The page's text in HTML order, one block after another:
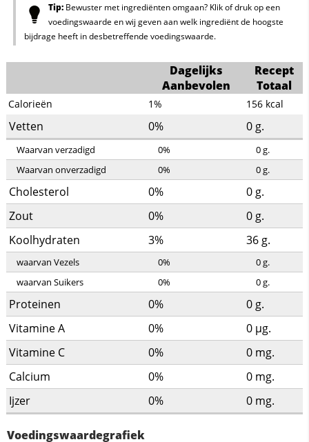
Tip:Bewuster met ingrediënten omgaan? Klik of druk op een
voedingswaarde en wij geven aan welk ingrediënt de hoogste
bijdrage heeft in desbetreffende voedingswaarde.
Dagelijks
Aanbevolen
Recept
Totaal
Calorieën 1% 156 kcal
Vetten 0% 0 g.
Waarvan verzadigd 0% 0g.
Waarvan onverzadigd
0% 0g.
Cholesterol 0% 0 g.
Zout
0% 0 g.
Koolhydraten
3% 36 g.
waarvan Vezels 0% 0g.
waarvan Suikers
0% 0g.
Proteinen 0% 0 g.
Vitamine A
0% 0 µg.
Vitamine C
0% 0 mg.
Calcium
0% 0 mg.
Ijzer
0% 0 mg.
Voedingswaardegrafiek